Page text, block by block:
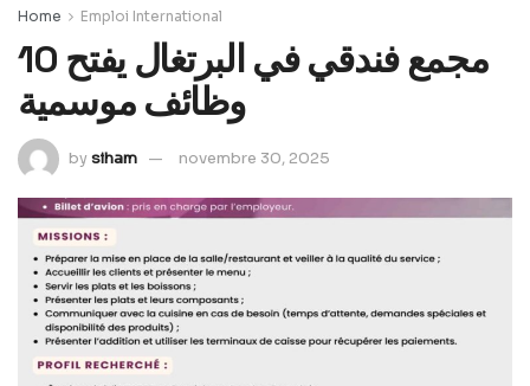
Home Emploi International
مجمع فندقي في البرتغال يفتح 10
وظائف موسمية
bysiham novembre 30, 2025